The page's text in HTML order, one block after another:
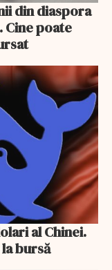
din diaspora
Cine poate
al Chinei.
bursă